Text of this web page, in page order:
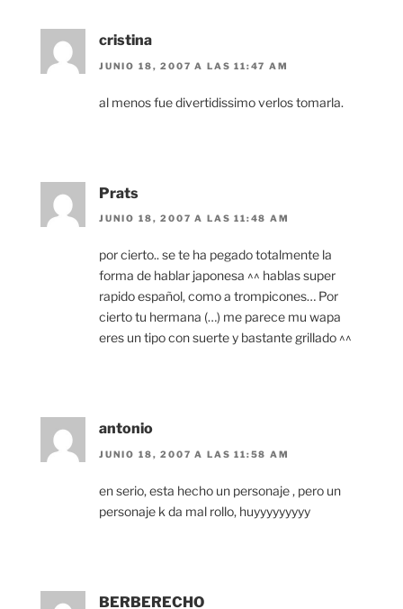
cristina
JUNIO 18, 2007 A LAS 11:47 AM
al menos fue divertidissimo verlos tomarla.
Prats
JUNIO 18, 2007 A LAS 11:48 AM
por cierto.. se te ha pegado totalmente la
forma de hablar japonesa ^^ hablas super
rapido español, como a trompicones… Por
cierto tu hermana (…) me parece mu wapa
eres un tipo con suerte y bastante grillado ^^
antonio
JUNIO 18, 2007 A LAS 11:58 AM
en serio, esta hecho un personaje , pero un
personaje k da mal rollo, huyyyyyyyyy
BERBERECHO